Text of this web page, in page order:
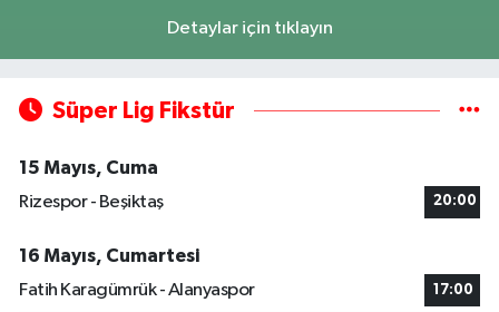
Detaylar için tıklayın
Süper Lig Fikstür
15 Mayıs, Cuma
Rizespor - Beşiktaş
20:00
16 Mayıs, Cumartesi
Fatih Karagümrük - Alanyaspor
17:00